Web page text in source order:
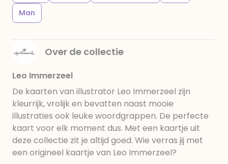
Man
Over de collectie
Leo Immerzeel
De kaarten van illustrator Leo Immerzeel zijn
kleurrijk, vrolijk en bevatten naast mooie
illustraties ook leuke woordgrappen. De perfecte
kaart voor elk moment dus. Met een kaartje uit
deze collectie zit je altijd goed. Wie verras jij met
een origineel kaartje van Leo Immerzeel?